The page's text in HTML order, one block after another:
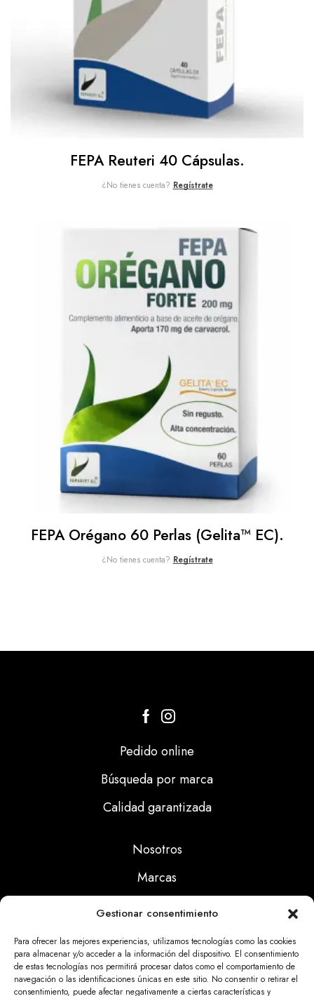
Gestionar consentimiento
Para ofrecer las mejores experiencias, utilizamos tecnologías como las cookies
para almacenar y/o acceder a la información del dispositivo. El consentimiento
de estas tecnologías nos permitirá procesar datos como el comportamiento de
navegación o las identificaciones únicas en este sitio. No consentir o retirar el
consentimiento, puede afectar negativamente a ciertas características y
FEPA Reuteri 40 Cápsulas.
¿No tienes cuenta? Regístrate
FEPA Orégano 60 Perlas (Gelita™ EC).
¿No tienes cuenta? Regístrate
Pedido online
Búsqueda por marca
Calidad garantizada
Nosotros
Marcas
Noticias
Aviso Legal